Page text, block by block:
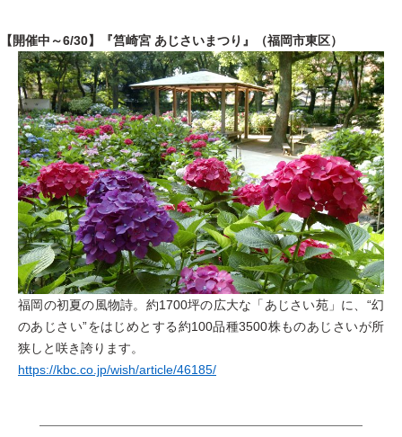
【開催中～6/30】『筥崎宮 あじさいまつり』（福岡市東区）
福岡の初夏の風物詩。約1700坪の広大な「あじさい苑」に、“幻
のあじさい”をはじめとする約100品種3500株ものあじさいが所
狭しと咲き誇ります。
https://kbc.co.jp/wish/article/46185/